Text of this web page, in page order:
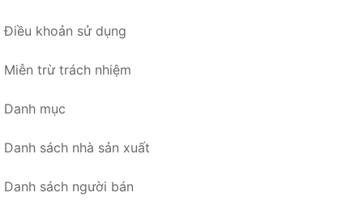
Điều khoản sử dụng
Miễn trừ trách nhiệm
Danh mục
Danh sách nhà sản xuất
Danh sách người bán